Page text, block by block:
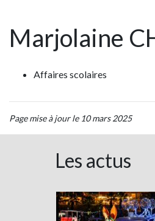
Marjolaine
Affaires scolaires
Page mise à jour le 10 mars 2025
Les actus